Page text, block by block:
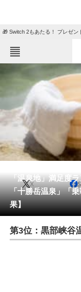
🎁 Switch 2もあたる！ プレゼン
エンタメ
グルメ
動物
会員記事
メディア
注目記事を集めた総
ITの今と未来を見通
「温泉地」満足度
「十勝岳温泉」「
果】
X
第3位：黒部峡谷